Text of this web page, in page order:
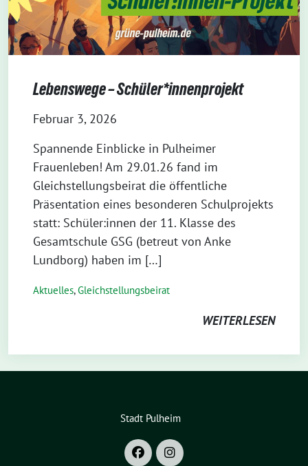
Lebenswege – Schüler*innenprojekt
Februar 3, 2026
Spannende Einblicke in Pulheimer
Frauenleben! Am 29.01.26 fand im
Gleichstellungsbeirat die öffentliche
Präsentation eines besonderen Schulprojekts
statt: Schüler:innen der 11. Klasse des
Gesamtschule GSG (betreut von Anke
Lundborg) haben im […]
Aktuelles,Gleichstellungsbeirat
WEITERLESEN
Stadt Pulheim